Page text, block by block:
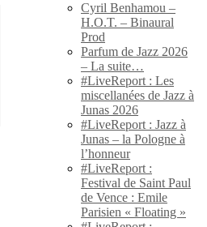
Cyril Benhamou –
H.O.T. – Binaural
Prod
Parfum de Jazz 2026
– La suite…
#LiveReport : Les
miscellanées de Jazz à
Junas 2026
#LiveReport : Jazz à
Junas – la Pologne à
l’honneur
#LiveReport :
Festival de Saint Paul
de Vence : Emile
Parisien « Floating »